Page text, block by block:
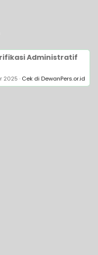
Administratif
2025 · Cek di DewanPers.or.id